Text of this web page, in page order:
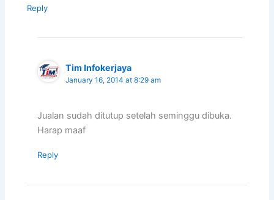
Reply
Tim Infokerjaya
January 16, 2014 at 8:29 am
Jualan sudah ditutup setelah seminggu dibuka.
Harap maaf
Reply